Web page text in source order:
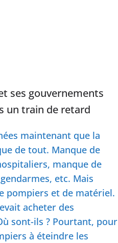
ses gouvernements
un train de retard
maintenant que la
de tout. Manque de
manque de
etc. Mais
pompiers et de matériel.
acheter des
sont-ils ? Pourtant, pour
à éteindre les